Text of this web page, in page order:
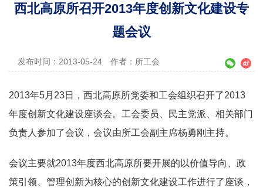
西北高原所召开2013年度创新文化建设专
题会议
发布时间：2013-05-24 作者：所工会
2013年5月23日，西北高原所党委和工会组织召开了2013
年度创新文化建设座谈会。工会委员、民主党派、相关部门
负责人参加了会议，会议由所工会副主席杨勇刚主持。
会议主要就2013年度西北高原所要开展的以价值导向、政
策引领、管理创新为核心的创新文化建设工作进行了座谈，